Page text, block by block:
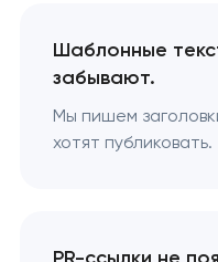
Шаблонные
забывают.
Мы пишем
хотят публиковать.